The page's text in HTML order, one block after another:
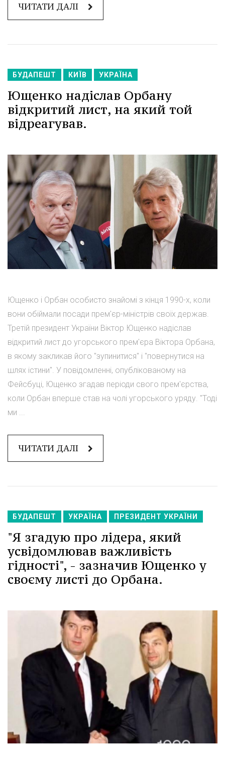
ЧИТАТИ ДАЛІ
БУДАПЕШТ КИЇВ УКРАЇНА
Ющенко надіслав Орбану
відкритий лист, на який той
відреагував.
Ющенко і Орбан особисто знайомі з кінця 1990-х, коли
вони обіймали посади прем'єр-міністрів своїх держав.
Третій президент України Віктор Ющенко надіслав
відкритий лист до угорського прем'єра Віктора Орбана,
в якому закликав його "зупинитися" і "повернутися на
шлях істини". У повідомленні, опублікованому на
Фейсбуці, Ющенко згадав періоди свого прем'єрства,
коли Орбан вперше став на чолі угорського уряду. "Тоді
ми ...
ЧИТАТИ ДАЛІ
БУДАПЕШТ УКРАЇНА ПРЕЗИДЕНТ УКРАЇНИ
"Я згадую про лідера, який
усвідомлював важливість
гідності", - зазначив Ющенко у
своєму листі до Орбана.